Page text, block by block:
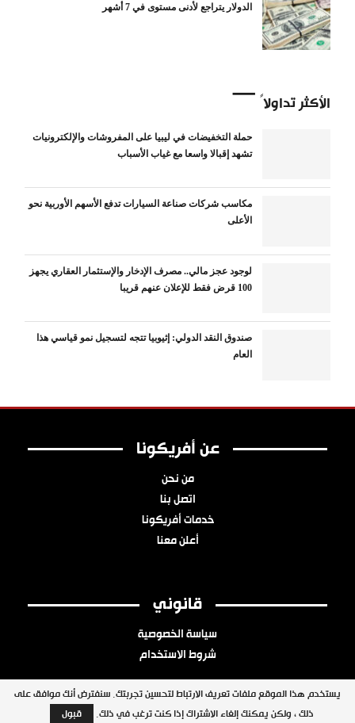
الدولار يتراجع لأدنى مستوى في 7 أشهر
الأكثر تداولاً
حملة التخفيضات في ليبيا على المفروشات والإلكترونيات
تشهد إقبالا واسعا مع غياب الأسباب
مكاسب شركات صناعة السيارات تدفع الأسهم الأوربية نحو
الأعلى
لوجود عجز مالي.. مصرف الإدخار والإستثمار العقاري يجهز
100 قرض فقط للإعلان عنهم قريبا
صندوق النقد الدولي: إثيوبيا تتجه لتسجيل نمو قياسي هذا
العام
عن أفريكونا
من نحن
اتصل بنا
خدمات أفريكونا
أعلن معنا
قانوني
سياسة الخصوصية
شروط الاستخدام
جميع الحقوق محفوظة © 2026 شبكة أفريكونا
يستخدم هذا الموقع ملفات تعريف الارتباط لتحسين تجربتك. سنفترض أنك موافق على
ذلك ، ولكن يمكنك إلغاء الاشتراك إذا كنت ترغب في ذلك.
قبول